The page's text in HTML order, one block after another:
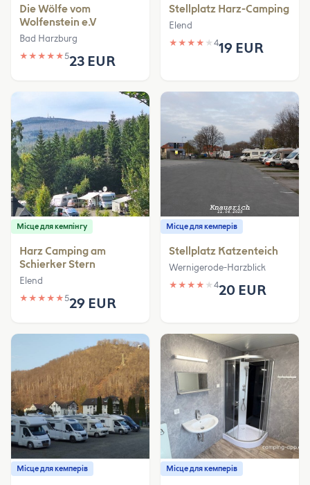
Die Wölfe vom
Wolfenstein e.V
Bad Harzburg
★ ★ ★ ★ ★523 EUR
Stellplatz Harz-Camping
Elend
★ ★ ★ ★ ★ 419 EUR
Місце для кемпінгу
Harz Camping am
Schierker Stern
Elend
★ ★ ★ ★ ★529 EUR
Місце для кемперів
Stellplatz Katzenteich
Wernigerode-Harzblick
★ ★ ★ ★ ★ 420 EUR
Місце для кемперів Місце для кемперів